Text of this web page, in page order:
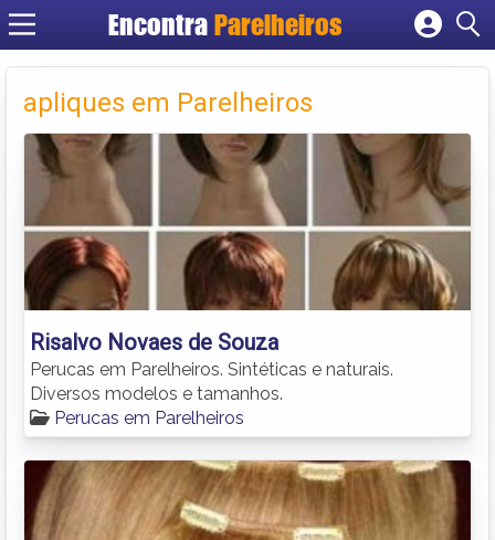
Encontra Parelheiros
Cadastrar empresa
Criar conta
apliques em Parelheiros
Risalvo Novaes de Souza
Perucas em Parelheiros. Sintéticas e naturais.
Diversos modelos e tamanhos.
Perucas em Parelheiros